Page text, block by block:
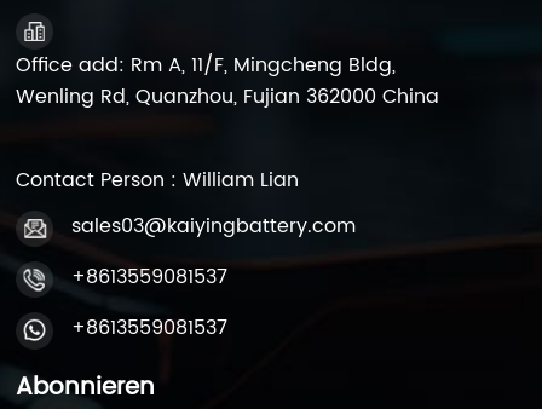
Office add: Rm A, 11/F, Mingcheng Bldg,
Wenling Rd, Quanzhou, Fujian 362000 China
Contact Person : William Lian
sales03@kaiyingbattery.com
+8613559081537
+8613559081537
Abonnieren